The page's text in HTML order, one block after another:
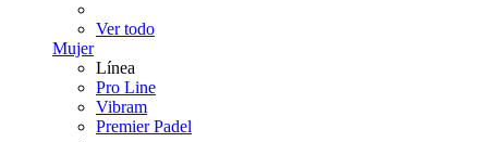
Ver todo
Mujer
Línea
Pro Line
Vibram
Premier Padel